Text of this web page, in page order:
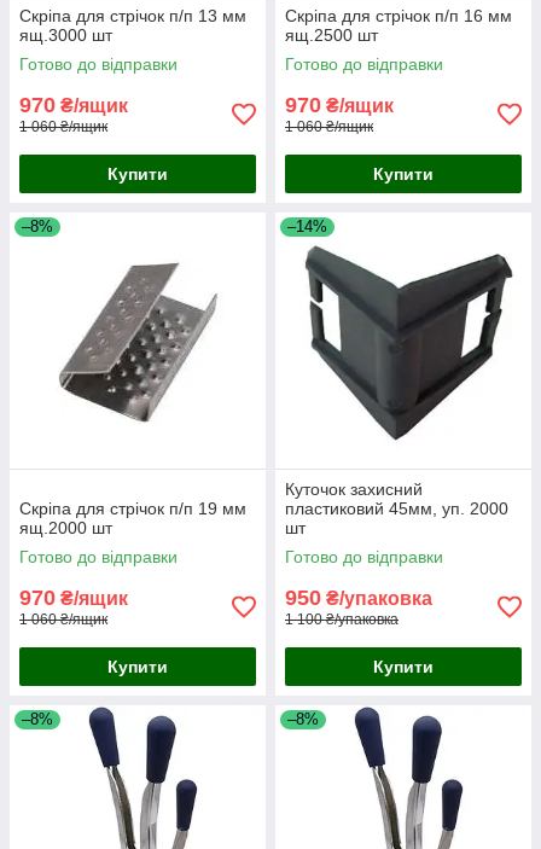
Скріпа для стрічок п/п 13 мм
ящ.3000 шт
Готово до відправки
970 ₴/ящик
1 060 ₴/ящик
Купити
Скріпа для стрічок п/п 16 мм
ящ.2500 шт
Готово до відправки
970 ₴/ящик
1 060 ₴/ящик
Купити
–8%
Скріпа для стрічок п/п 19 мм
ящ.2000 шт
Готово до відправки
970 ₴/ящик
1 060 ₴/ящик
Купити
–14%
Куточок захисний
пластиковий 45мм, уп. 2000
шт
Готово до відправки
950 ₴/упаковка
1 100 ₴/упаковка
Купити
–8% –8%